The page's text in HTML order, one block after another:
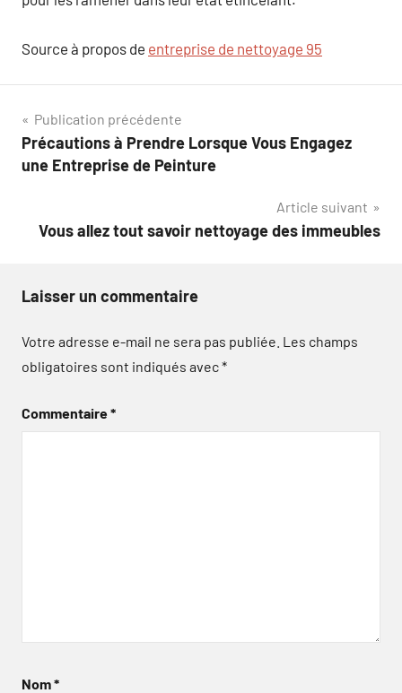
Source à propos de entreprise de nettoyage 95
Navigation
de
Publication précédente
Précautions à Prendre Lorsque Vous Engagez
une Entreprise de Peinture
Article suivant
Vous allez tout savoir nettoyage des immeubles
Laisser un commentaire
Votre adresse e-mail ne sera pas publiée. Les champs
obligatoires sont indiqués avec*
Commentaire*
Nom*